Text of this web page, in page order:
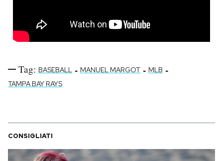
Tag: BASEBALL - MANUEL MARGOT - MLB -
TAMPA BAY RAYS
CONSIGLIATI